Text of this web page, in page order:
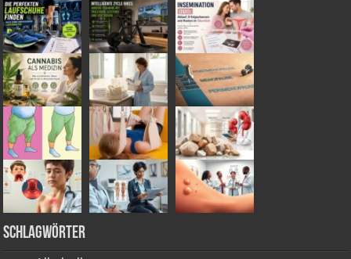
Schlagwörter